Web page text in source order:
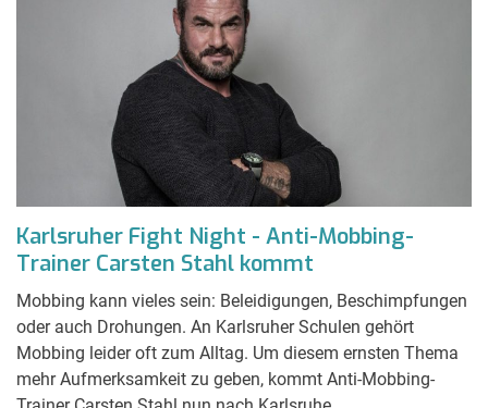
Karlsruher Fight Night - Anti-Mobbing-
Trainer Carsten Stahl kommt
Mobbing kann vieles sein: Beleidigungen, Beschimpfungen
oder auch Drohungen. An Karlsruher Schulen gehört
Mobbing leider oft zum Alltag. Um diesem ernsten Thema
mehr Aufmerksamkeit zu geben, kommt Anti-Mobbing-